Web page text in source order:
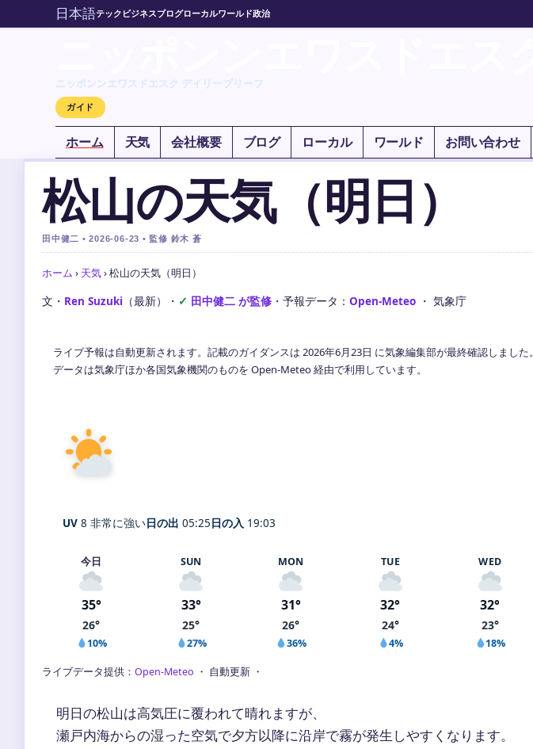
日本語テック ビジネスブログローカルワールド政治
ニッポンンエワスドエスク デイリーブリーフ
ガイド
ホーム 天気 会社概要 ブログ ローカル ワールド お問い合わせ
松山の天気（明日）
田中健二 • 2026-06-23 • 監修 鈴木 蒼
ホーム › 天気›松山の天気（明日）
文・ Ren Suzuki （最新） ・ 田中健二 が監修 ・ 予報データ： Open-Meteo ・ 気象庁
ライブ予報は自動更新されます。記載のガイダンスは 2026年6月23日 に気象編集部が最終確認しました。
データは気象庁ほか各国気象機関のものを Open-Meteo 経由で利用しています。
UV 8 非常に強い日の出 05:25日の入 19:03
今日
35°
26°
10%
SUN
33°
25°
27%
MON
31°
26°
36%
TUE
32°
24°
4%
WED
32°
23°
18%
ライブデータ提供： Open-Meteo ・ 自動更新 ・
明日の松山は高気圧に覆われて晴れますが、
瀬戸内海からの湿った空気で夕方以降に沿岸で霧が発生しやすくなります。